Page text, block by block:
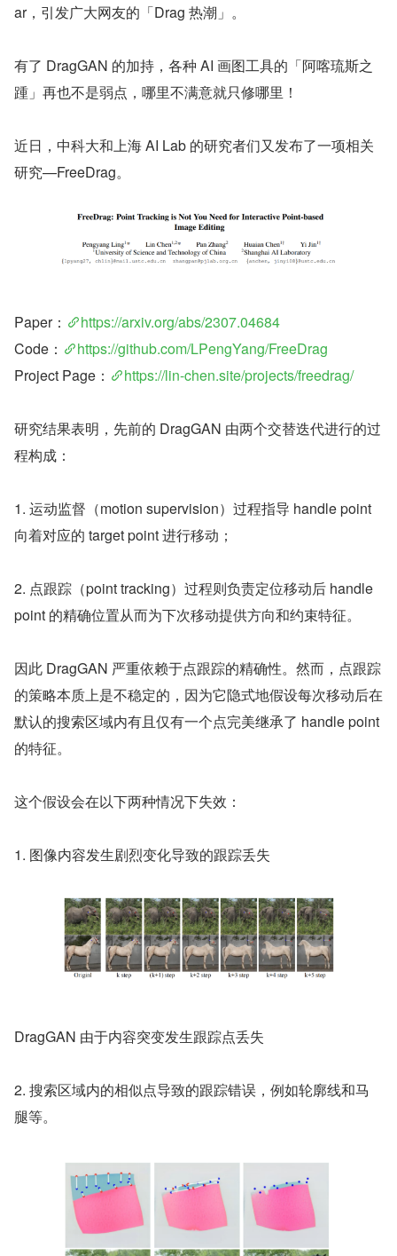
ar，引发广大网友的「Drag 热潮」。
有了 DragGAN 的加持，各种 AI 画图工具的「阿喀琉斯之
踵」再也不是弱点，哪里不满意就只修哪里！
近日，中科大和上海 AI Lab 的研究者们又发布了一项相关
研究—FreeDrag。
Paper：
https://arxiv.org/abs/2307.04684
Code：
https://github.com/LPengYang/FreeDrag
Project Page：
https://lin-chen.site/projects/freedrag/
研究结果表明，先前的 DragGAN 由两个交替迭代进行的过
程构成：
1. 运动监督（motion supervision）过程指导 handle point
向着对应的 target point 进行移动；
2. 点跟踪（point tracking）过程则负责定位移动后 handle
point 的精确位置从而为下次移动提供方向和约束特征。
因此 DragGAN 严重依赖于点跟踪的精确性。然而，点跟踪
的策略本质上是不稳定的，因为它隐式地假设每次移动后在
默认的搜索区域内有且仅有一个点完美继承了 handle point
的特征。
这个假设会在以下两种情况下失效：
1. 图像内容发生剧烈变化导致的跟踪丢失
DragGAN 由于内容突变发生跟踪点丢失
2. 搜索区域内的相似点导致的跟踪错误，例如轮廓线和马
腿等。